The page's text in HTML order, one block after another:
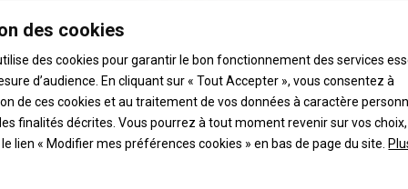
loire, s'exprime au sujet des biocarburants.
contre le changement climatique. Elle capte du carbone
des cookies
des cookies pour garantir le bon fonctionnement des services
d’audience. En cliquant sur « Tout Accepter », vous consentez à
de ces cookies et au traitement de vos données à caractère
finalités décrites. Vous pourrez à tout moment revenir sur vos
lien « Modifier mes préférences cookies » en bas de page du site.